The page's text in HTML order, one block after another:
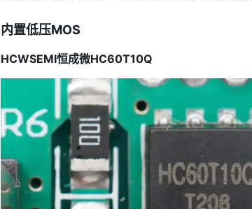
内置低压MOS
HCWSEMI恒成微HC60T10Q